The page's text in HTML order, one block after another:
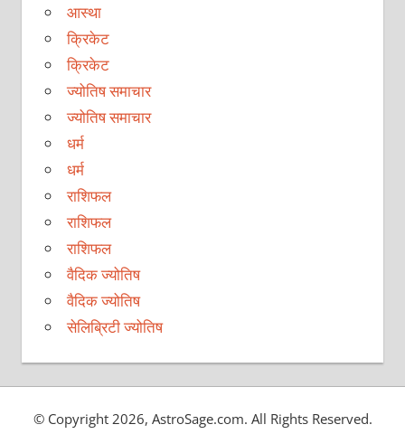
आस्था
क्रिकेट
क्रिकेट
ज्योतिष समाचार
ज्योतिष समाचार
धर्म
धर्म
राशिफल
राशिफल
राशिफल
वैदिक ज्योतिष
वैदिक ज्योतिष
सेलिब्रिटी ज्योतिष
© Copyright 2026, AstroSage.com. All Rights Reserved.